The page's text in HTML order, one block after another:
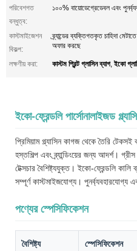
পরিবেশগত
বন্ধুত্ব:
১০০% বায়োডেগ্রেডেবল এবং
কাস্টমাইজেশন
বিকল্প:
ব্র্যান্ডের ব্যক্তিগতকৃত চাহিদা
অফার করছে
লক্ষণীয় করা: কাস্টম প্রিন্ট গ্লাসিন ব্যাগ, ইকো
ইকো-ফ্রেন্ডলি পার্সোনালাইজড
প্রিমিয়াম গ্ল্যাসিন কাগজ থেকে তৈরি টেকসই
হস্তশিল্প এবং ব্র্যান্ডিংয়ের জন্য আদর্শ।
টেক্সচার বৈশিষ্ট্যযুক্ত। ইকো-ফ্রেন্ডলি
সম্পূর্ণ কাস্টমাইজযোগ্য। পুনর্ব্যবহারযোগ্য
পণ্যের স্পেসিফিকেশন
বৈশিষ্ট্য স্পেসিফিকেশন